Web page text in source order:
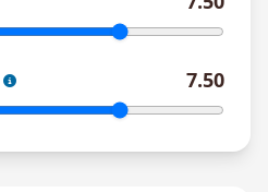
7.50